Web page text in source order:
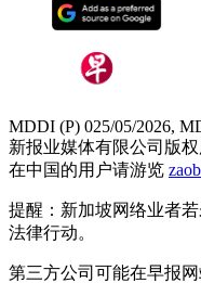
MDDI (P) 025/05/2026,
新报业媒体有限公司版权
在中国的用户请游览
提醒：新加坡网络业者
法律行动。
第三方公司可能在早报